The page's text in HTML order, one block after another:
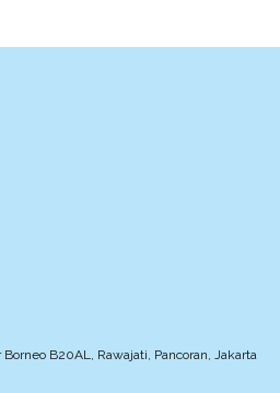
B20AL, Rawajati, Pancoran, Jakarta